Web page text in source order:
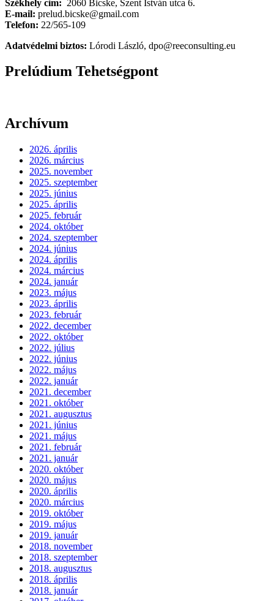
Székhely cím: 2060 Bicske, Szent István utca 6.
E-mail: prelud.bicske@gmail.com
Telefon: 22/565-109
Adatvédelmi biztos: Lórodi László, dpo@reeconsulting.eu
Prelúdium Tehetségpont
Archívum
2026. április
2026. március
2025. november
2025. szeptember
2025. június
2025. április
2025. február
2024. október
2024. szeptember
2024. június
2024. április
2024. március
2024. január
2023. május
2023. április
2023. február
2022. december
2022. október
2022. július
2022. június
2022. május
2022. január
2021. december
2021. október
2021. augusztus
2021. június
2021. május
2021. február
2021. január
2020. október
2020. május
2020. április
2020. március
2019. október
2019. május
2019. január
2018. november
2018. szeptember
2018. augusztus
2018. április
2018. január